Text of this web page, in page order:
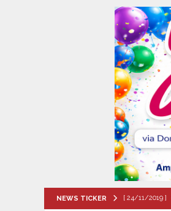
NEWS TICKER [ 24/11/2019 ]